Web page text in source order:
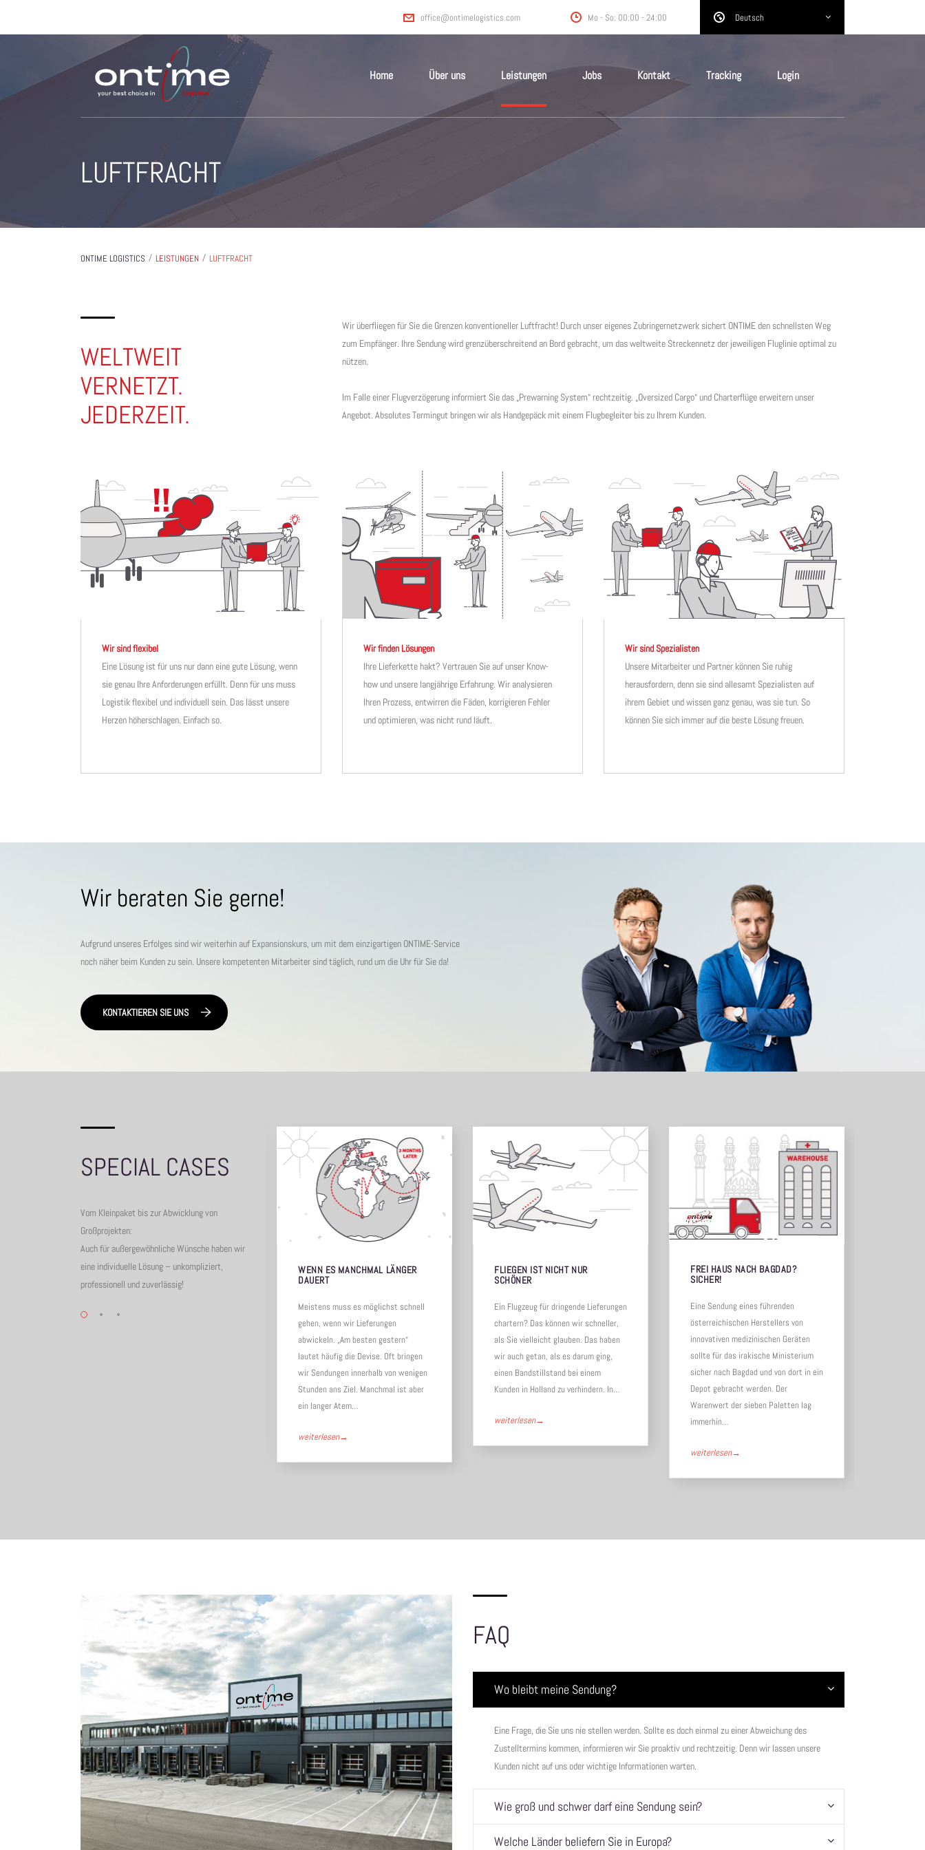
Deutsch
office@ontimelogistics.com Mo - So: 00:00 - 24:00
Home Über uns Leistungen Jobs Kontakt Tracking Login
LUFTFRACHT
ONTIME LOGISTICS / LEISTUNGEN / LUFTFRACHT
WELTWEIT
VERNETZT.
JEDERZEIT.
Wir überfliegen für Sie die Grenzen konventioneller Luftfracht! Durch unser eigenes Zubringernetzwerk sichert ONTIME den schnellsten Weg
zum Empfänger. Ihre Sendung wird grenzüberschreitend an Bord gebracht, um das weltweite Streckennetz der jeweiligen Fluglinie optimal zu
nützen.
Im Falle einer Flugverzögerung informiert Sie das „Prewarning System“ rechtzeitig. „Oversized Cargo“ und Charterflüge erweitern unser
Angebot. Absolutes Termingut bringen wir als Handgepäck mit einem Flugbegleiter bis zu Ihrem Kunden.
Wir sind flexibel
Eine Lösung ist für uns nur dann eine gute Lösung, wenn
sie genau Ihre Anforderungen erfüllt. Denn für uns muss
Logistik flexibel und individuell sein. Das lässt unsere
Herzen höherschlagen. Einfach so.
Wir finden Lösungen
Ihre Lieferkette hakt? Vertrauen Sie auf unser Know-
how und unsere langjährige Erfahrung. Wir analysieren
Ihren Prozess, entwirren die Fäden, korrigieren Fehler
und optimieren, was nicht rund läuft.
Wir sind Spezialisten
Unsere Mitarbeiter und Partner können Sie ruhig
herausfordern, denn sie sind allesamt Spezialisten auf
ihrem Gebiet und wissen ganz genau, was sie tun. So
können Sie sich immer auf die beste Lösung freuen.
Wir beraten Sie gerne!
Aufgrund unseres Erfolges sind wir weiterhin auf Expansionskurs, um mit dem einzigartigen ONTIME-Service
noch näher beim Kunden zu sein. Unsere kompetenten Mitarbeiter sind täglich, rund um die Uhr für Sie da!
KONTAKTIEREN SIE UNS
SPECIAL CASES
Vom Kleinpaket bis zur Abwicklung von
Großprojekten:
Auch für außergewöhnliche Wünsche haben wir
eine individuelle Lösung – unkompliziert,
professionell und zuverlässig!
LÜCKENLOSE LÖSUNGEN
und genau wissen, was für ihren
WENN ES MANCHMAL LÄNGER
DAUERT
Meistens muss es möglichst schnell
gehen, wenn wir Lieferungen
abwickeln. „Am besten gestern“
lautet häufig die Devise. Oft bringen
wir Sendungen innerhalb von wenigen
Stunden ans Ziel. Manchmal ist aber
ein langer Atem…
weiterlesen→
FLIEGEN IST NICHT NUR
SCHÖNER
Ein Flugzeug für dringende Lieferungen
chartern? Das können wir schneller,
als Sie vielleicht glauben. Das haben
wir auch getan, als es darum ging,
einen Bandstillstand bei einem
Kunden in Holland zu verhindern. In…
weiterlesen→
FREI HAUS NACH BAGDAD?
SICHER!
Eine Sendung eines führenden
österreichischen Herstellers von
innovativen medizinischen Geräten
sollte für das irakische Ministerium
sicher nach Bagdad und von dort in ein
Depot gebracht werden. Der
Warenwert der sieben Paletten lag
immerhin…
weiterlesen→
FAQ
Wo bleibt meine Sendung?
Eine Frage, die Sie uns nie stellen werden. Sollte es doch einmal zu einer Abweichung des
Zustelltermins kommen, informieren wir Sie proaktiv und rechtzeitig. Denn wir lassen unsere
Kunden nicht auf uns oder wichtige Informationen warten.
Wie groß und schwer darf eine Sendung sein?
Welche Länder beliefern Sie in Europa?